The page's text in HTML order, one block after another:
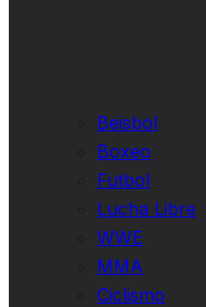
Beisbol
Boxeo
Futbol
Lucha Libre
WWE
MMA
Ciclismo